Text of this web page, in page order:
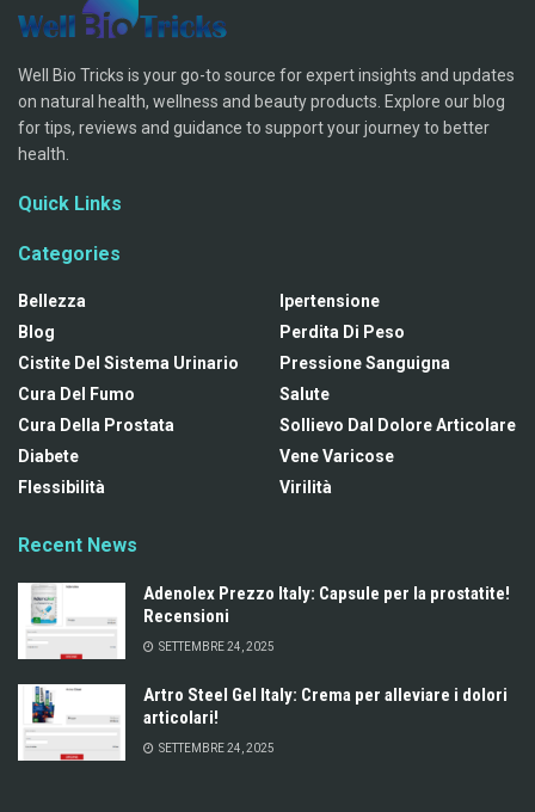
Well Bio Tricks is your go-to source for expert insights and updates
on natural health, wellness and beauty products. Explore our blog
for tips, reviews and guidance to support your journey to better
health.
Quick Links
Categories
Bellezza
Blog
Cistite Del Sistema Urinario
Cura Del Fumo
Cura Della Prostata
Diabete
Flessibilità
Ipertensione
Perdita Di Peso
Pressione Sanguigna
Salute
Sollievo Dal Dolore Articolare
Vene Varicose
Virilità
Recent News
Adenolex Prezzo Italy: Capsule per la prostatite!
Recensioni
SETTEMBRE 24, 2025
Artro Steel Gel Italy: Crema per alleviare i dolori
articolari!
SETTEMBRE 24, 2025